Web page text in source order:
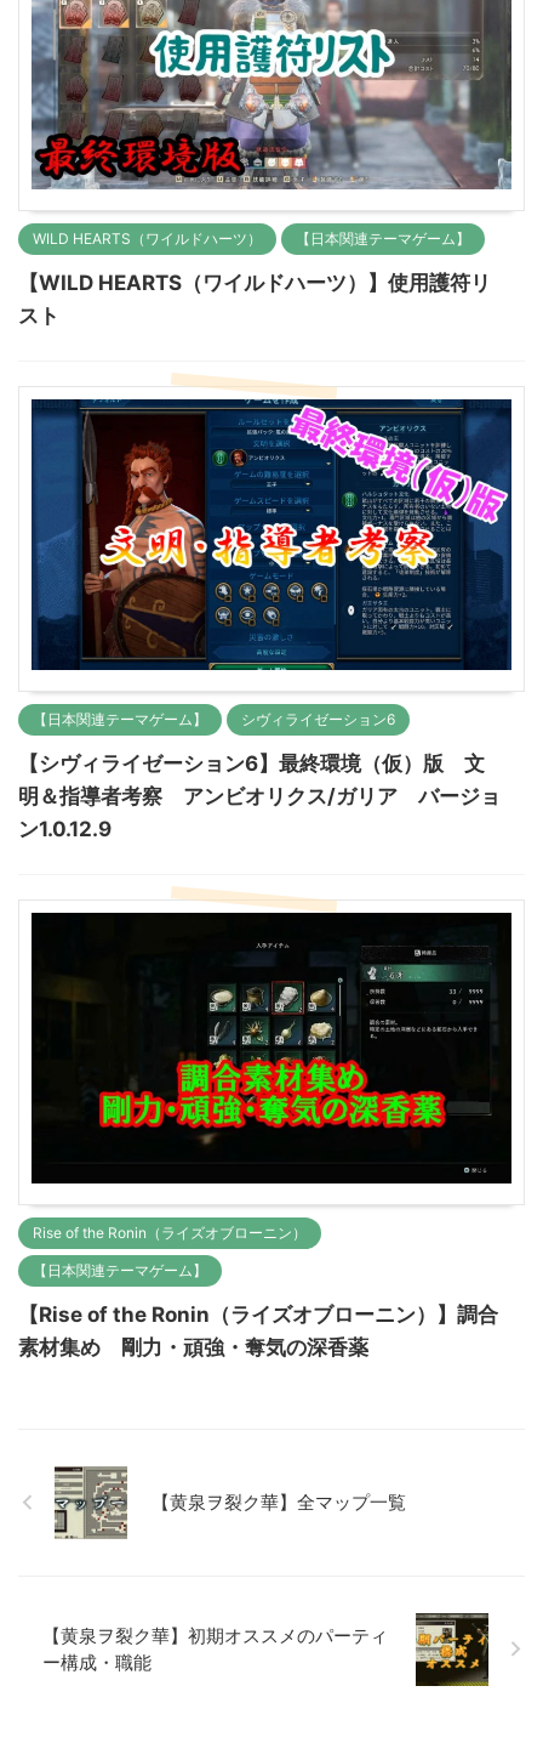
WILD HEARTS（ワイルドハーツ） 【日本関連テーマゲーム】
【WILD HEARTS（ワイルドハーツ）】使用護符リ
スト
【日本関連テーマゲーム】 シヴィライゼーション6
【シヴィライゼーション6】最終環境（仮）版 文
明＆指導者考察 アンビオリクス/ガリア バージョ
ン1.0.12.9
Rise of the Ronin（ライズオブローニン）
【日本関連テーマゲーム】
【Rise of the Ronin（ライズオブローニン）】調合
素材集め 剛力・頑強・奪気の深香薬
【黄泉ヲ裂ク華】全マップ一覧
【黄泉ヲ裂ク華】初期オススメのパーティ
ー構成・職能